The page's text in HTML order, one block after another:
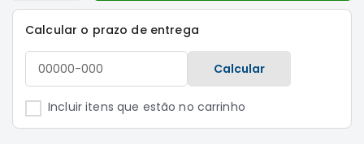
Acessórios
Triton
e
Dakar
Calcular o prazo de entrega
Calcular
Incluir itens que estão no carrinho